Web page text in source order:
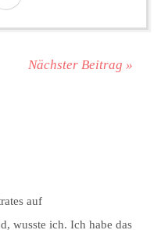
Nächster Beitrag »
auf
wusste ich. Ich habe das